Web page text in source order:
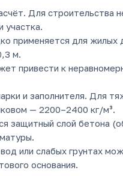
Для строительства
участка.
применяется для жилых
м.
привести к
и заполнителя. Для
— 2200–2400 кг/м³.
защитный слой бетона
или слабых грунтах
основания.